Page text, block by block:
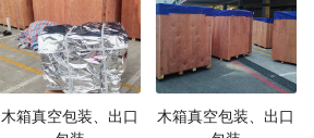
木箱真空包装、出口
木箱真空包装、出口